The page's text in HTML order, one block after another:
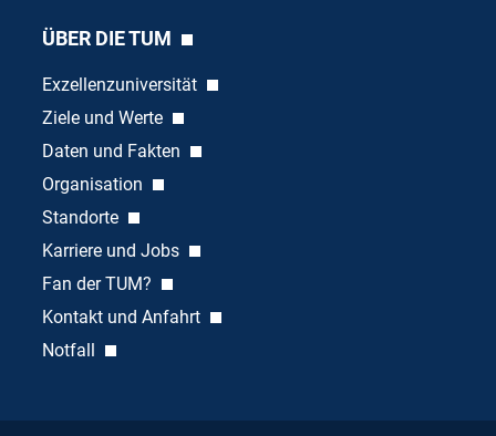
ÜBER DIE TUM
Exzellenzuniversität
Ziele und Werte
Daten und Fakten
Organisation
Standorte
Karriere und Jobs
Fan der TUM?
Kontakt und Anfahrt
Notfall